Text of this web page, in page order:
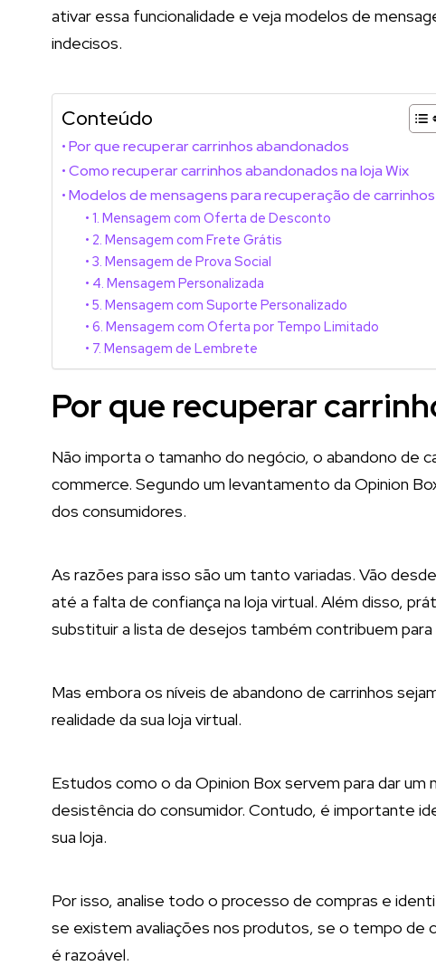
ativar essa funcionalidade e veja modelos de
indecisos.
Conteúdo
Por que recuperar carrinhos abandonados
Como recuperar carrinhos abandonados na loja Wix
Modelos de mensagens para recuperação de carrinhos
1. Mensagem com Oferta de Desconto
2. Mensagem com Frete Grátis
3. Mensagem de Prova Social
4. Mensagem Personalizada
5. Mensagem com Suporte Personalizado
6. Mensagem com Oferta por Tempo Limitado
7. Mensagem de Lembrete
Por que recuperar
Não importa o tamanho do negócio, o abandono de
commerce. Segundo um levantamento da Opinion
dos consumidores.
As razões para isso são um tanto variadas. Vão
até a falta de confiança na loja virtual. Além disso,
substituir a lista de desejos também contribuem para
Mas embora os níveis de abandono de carrinhos
realidade da sua loja virtual.
Estudos como o da Opinion Box servem para dar
desistência do consumidor. Contudo, é importante
sua loja.
Por isso, analise todo o processo de compras e
se existem avaliações nos produtos, se o tempo
é razoável.